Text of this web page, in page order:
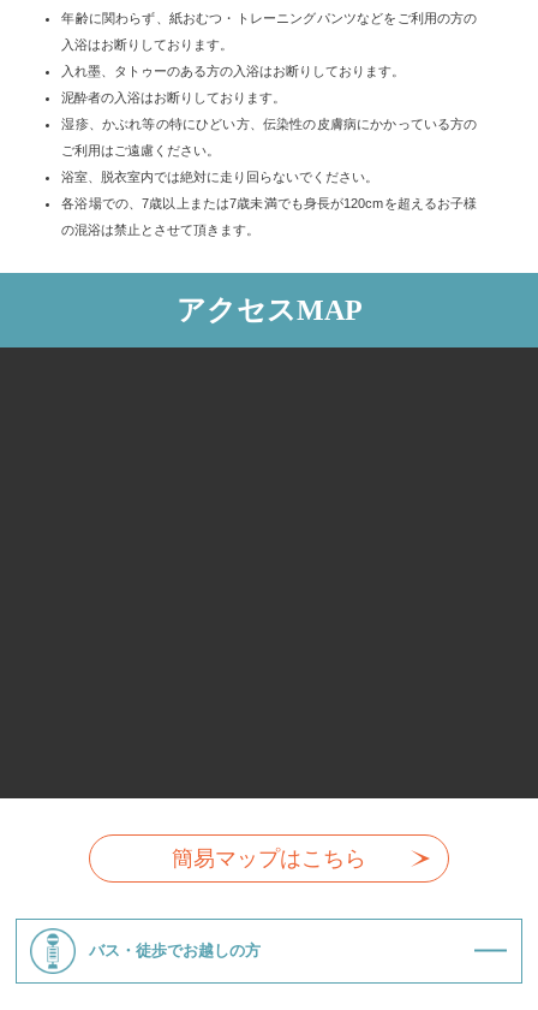
年齢に関わらず、紙おむつ・トレーニングパンツなどをご利用の方の
入浴はお断りしております。
入れ墨、タトゥーのある方の入浴はお断りしております。
泥酔者の入浴はお断りしております。
湿疹、かぶれ等の特にひどい方、伝染性の皮膚病にかかっている方の
ご利用はご遠慮ください。
浴室、脱衣室内では絶対に走り回らないでください。
各浴場での、7歳以上または7歳未満でも身長が120cmを超えるお子様
の混浴は禁止とさせて頂きます。
アクセスMAP
簡易マップはこちら
バス・徒歩でお越しの方